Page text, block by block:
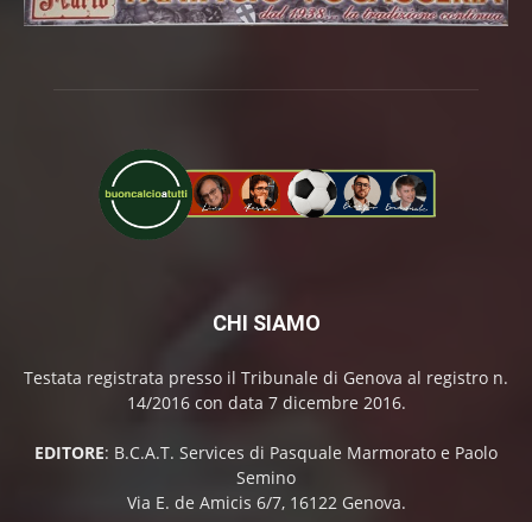
CHI SIAMO
Testata registrata presso il Tribunale di Genova al registro n.
14/2016 con data 7 dicembre 2016.
EDITORE: B.C.A.T. Services di Pasquale Marmorato e Paolo
Semino
Via E. de Amicis 6/7, 16122 Genova.